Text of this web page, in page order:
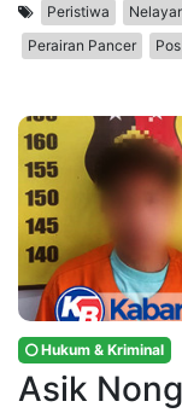
Peristiwa
Perairan Pancer
Hukum & Kriminal
Asik